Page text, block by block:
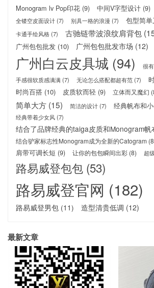
Monogram lv Pop印花 (9) 中间V字型设计 (9)
全镂空皮面设计(7) 别具一格的浪漫 (7) 包型简
卡通手绘风格(7) 古驰链带波浪纹肩背包
广州包包批发 (10) 广州包包批发市场 (12)
广州白云皮具城 (94) 很
手感很软质感满满(7) 无论怎么搭配都超有范(7)
时尚百搭 (10) 皮质软而轻 (9) 立体而又魔幻
简单大方 (15) 简洁的设计(7) 经典帆布和
经典带着少女风(7)
结合了品牌经典的taiga皮质和Monogram帆
结合驴家标志性Monogram成为全新的Catogram
肩带可调长短 (9) 让你的包包瞬间出彩 (8) 超
路易威登包包 (53)
路易威登官网 (182)
路易威登男包 (11) 造型清贵低调 (12)
最新文章